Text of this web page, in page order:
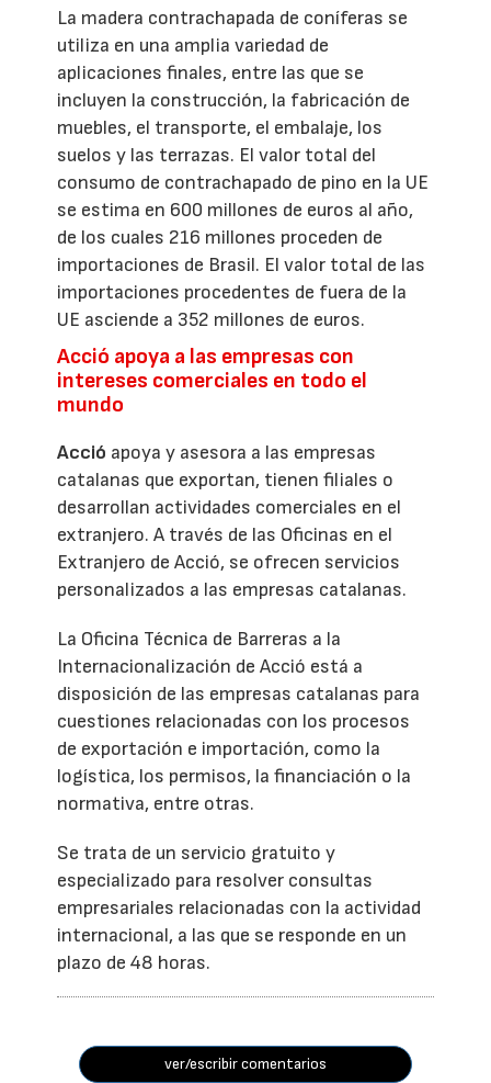
La madera contrachapada de coníferas se
utiliza en una amplia variedad de
aplicaciones finales, entre las que se
incluyen la construcción, la fabricación de
muebles, el transporte, el embalaje, los
suelos y las terrazas. El valor total del
consumo de contrachapado de pino en la UE
se estima en 600 millones de euros al año,
de los cuales 216 millones proceden de
importaciones de Brasil. El valor total de las
importaciones procedentes de fuera de la
UE asciende a 352 millones de euros.
Acció apoya a las empresas con
intereses comerciales en todo el
mundo
Acció apoya y asesora a las empresas
catalanas que exportan, tienen filiales o
desarrollan actividades comerciales en el
extranjero. A través de las Oficinas en el
Extranjero de Acció, se ofrecen servicios
personalizados a las empresas catalanas.
La Oficina Técnica de Barreras a la
Internacionalización de Acció está a
disposición de las empresas catalanas para
cuestiones relacionadas con los procesos
de exportación e importación, como la
logística, los permisos, la financiación o la
normativa, entre otras.
Se trata de un servicio gratuito y
especializado para resolver consultas
empresariales relacionadas con la actividad
internacional, a las que se responde en un
plazo de 48 horas.
ver/escribir comentarios